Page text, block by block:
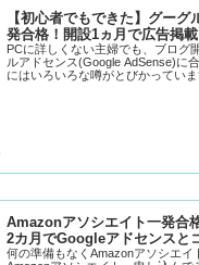
【初心者でもできた】グーグ
発合格！開設1ヵ月で広告掲
PCに詳しくない主婦でも、ブログ
ルアドセンス(Google AdSense)に
にはいろいろな噂がとびかっていま
Amazonアソシエイト一発合
2カ月でGoogleアドセンスと
何の準備もなくAmazonアソシエイ